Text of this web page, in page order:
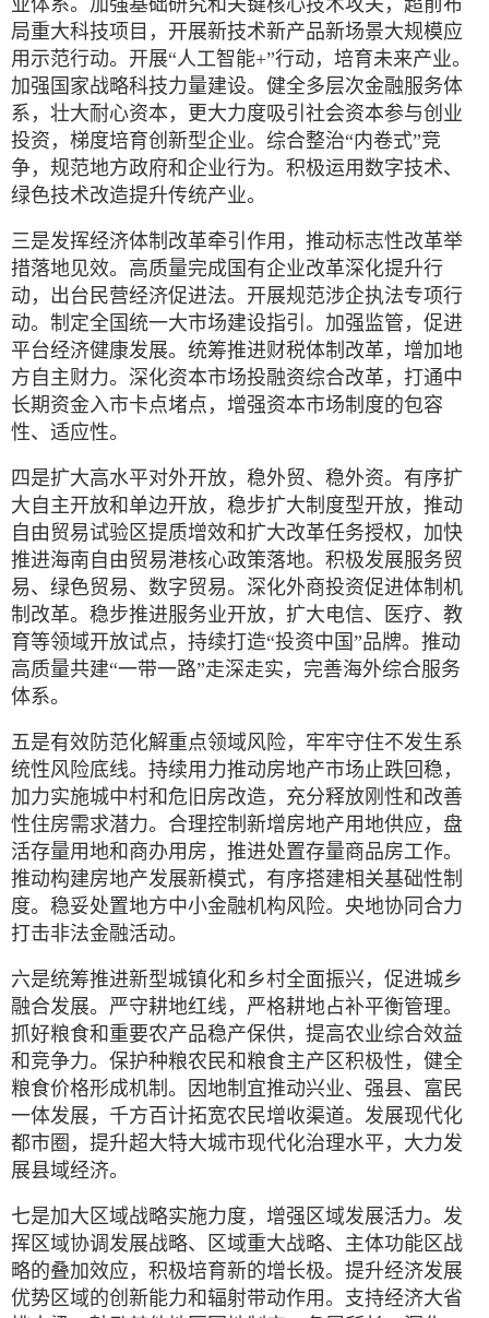
业体系。加强基础研究和关键核心技术攻关，超前布
局重大科技项目，开展新技术新产品新场景大规模应
用示范行动。开展“人工智能+”行动，培育未来产业。
加强国家战略科技力量建设。健全多层次金融服务体
系，壮大耐心资本，更大力度吸引社会资本参与创业
投资，梯度培育创新型企业。综合整治“内卷式”竞
争，规范地方政府和企业行为。积极运用数字技术、
绿色技术改造提升传统产业。
三是发挥经济体制改革牵引作用，推动标志性改革举
措落地见效。高质量完成国有企业改革深化提升行
动，出台民营经济促进法。开展规范涉企执法专项行
动。制定全国统一大市场建设指引。加强监管，促进
平台经济健康发展。统筹推进财税体制改革，增加地
方自主财力。深化资本市场投融资综合改革，打通中
长期资金入市卡点堵点，增强资本市场制度的包容
性、适应性。
四是扩大高水平对外开放，稳外贸、稳外资。有序扩
大自主开放和单边开放，稳步扩大制度型开放，推动
自由贸易试验区提质增效和扩大改革任务授权，加快
推进海南自由贸易港核心政策落地。积极发展服务贸
易、绿色贸易、数字贸易。深化外商投资促进体制机
制改革。稳步推进服务业开放，扩大电信、医疗、教
育等领域开放试点，持续打造“投资中国”品牌。推动
高质量共建“一带一路”走深走实，完善海外综合服务
体系。
五是有效防范化解重点领域风险，牢牢守住不发生系
统性风险底线。持续用力推动房地产市场止跌回稳，
加力实施城中村和危旧房改造，充分释放刚性和改善
性住房需求潜力。合理控制新增房地产用地供应，盘
活存量用地和商办用房，推进处置存量商品房工作。
推动构建房地产发展新模式，有序搭建相关基础性制
度。稳妥处置地方中小金融机构风险。央地协同合力
打击非法金融活动。
六是统筹推进新型城镇化和乡村全面振兴，促进城乡
融合发展。严守耕地红线，严格耕地占补平衡管理。
抓好粮食和重要农产品稳产保供，提高农业综合效益
和竞争力。保护种粮农民和粮食主产区积极性，健全
粮食价格形成机制。因地制宜推动兴业、强县、富民
一体发展，千方百计拓宽农民增收渠道。发展现代化
都市圈，提升超大特大城市现代化治理水平，大力发
展县域经济。
七是加大区域战略实施力度，增强区域发展活力。发
挥区域协调发展战略、区域重大战略、主体功能区战
略的叠加效应，积极培育新的增长极。提升经济发展
优势区域的创新能力和辐射带动作用。支持经济大省